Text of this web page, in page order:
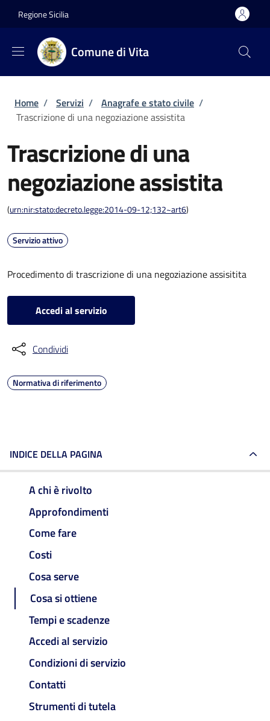
Regione Sicilia
Comune di Vita
Briciole di pane
Home / Servizi / Anagrafe e stato civile /
Trascrizione di una negoziazione assistita
Trascrizione di una
negoziazione assistita
(urn:nir:stato:decreto.legge:2014-09-12;132~art6)
Servizio attivo
Procedimento di trascrizione di una negoziazione assisitita
Accedi al servizio
Condividi
Normativa di riferimento
INDICE DELLA PAGINA
A chi è rivolto
Approfondimenti
Come fare
Costi
Cosa serve
Cosa si ottiene
Tempi e scadenze
Accedi al servizio
Condizioni di servizio
Contatti
Strumenti di tutela